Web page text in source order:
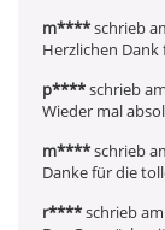
m****schrieb
Herzlichen
p****schrieb
Wieder mal
m****schrieb
Danke für die
r****schrieb